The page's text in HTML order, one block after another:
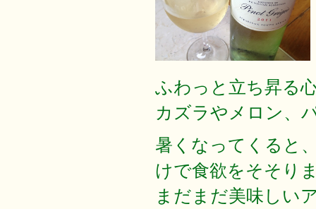
ふわっと立ち昇る
カズラやメロン、
暑くなってくると
けで食欲をそそり
まだまだ美味しい